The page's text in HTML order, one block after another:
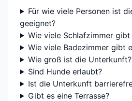
Für wie viele Personen ist
geeignet?
Wie viele Schlafzimmer gibt
Wie viele Badezimmer gibt
Wie groß ist die Unterkunft?
Sind Hunde erlaubt?
Ist die Unterkunft
Gibt es eine Terrasse?